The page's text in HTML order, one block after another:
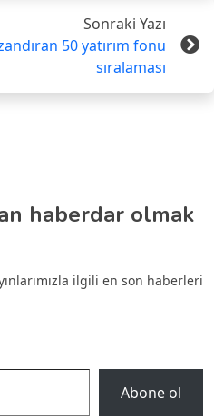
Sonraki Yazı
50 yatırım fonu
sıralaması
haberdar olmak
ilgili en son haberleri
Abone ol